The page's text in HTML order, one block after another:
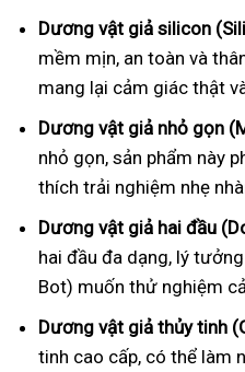
Dương vật giả silicon
mềm mịn, an toàn và
mang lại cảm giác thật
Dương vật giả nhỏ gọn
nhỏ gọn, sản phẩm này
thích trải nghiệm nhẹ
Dương vật giả hai đầu
hai đầu đa dạng, lý
Bot) muốn thử nghiệm
Dương vật giả thủy tinh
tinh cao cấp, có thể làm